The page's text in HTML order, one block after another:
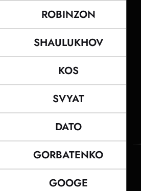
ROBINZON
SHAULUKHOV
KOS
SVYAT
DATO
GORBATENKO
GOOGE